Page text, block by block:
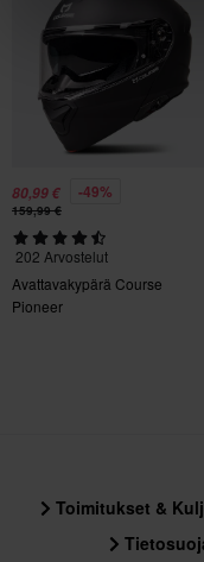
kiinnitysadapteri sisältyvät
• P/J-leukasuoja
sekä avoimena että
• Pika-avautuva solki
• ECE R22.06 -
Kypärän ominaisuudet
Sisäinen
Kypäräpuhelinvalmius,
Materiaali
Aurinkovisiiri
Kyllä
Merkki
80,99 € -49%
159,99 €
202 Arvostelut
Avattavakypärä Course
Pioneer
Toimitukset &